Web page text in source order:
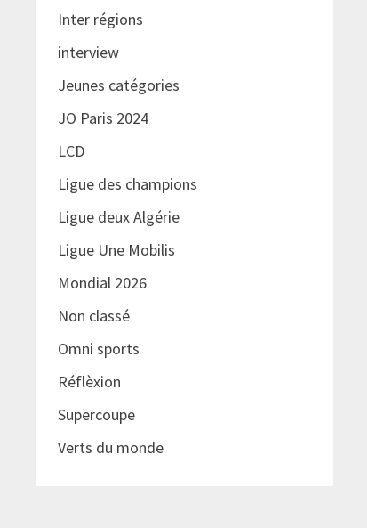
Inter régions
interview
Jeunes catégories
JO Paris 2024
LCD
Ligue des champions
Ligue deux Algérie
Ligue Une Mobilis
Mondial 2026
Non classé
Omni sports
Réflèxion
Supercoupe
Verts du monde